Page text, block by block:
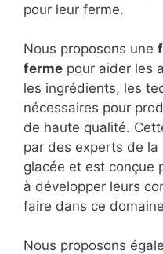
pour leur ferme.
Nous proposons une
ferme pour aider les
les ingrédients, les
nécessaires pour
de haute qualité.
par des experts de
glacée et est conçue
à développer leurs
faire dans ce
Nous proposons